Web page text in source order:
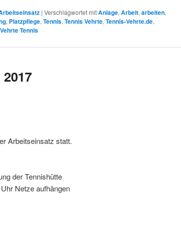
| Verschlagwortet mitAnlage,Arbeit,arbeiten,
, Platzpflege,Tennis,Tennis Vehrte,Tennis-Vehrte.de,
Vehrte Tennis
Arbeitseinsatz statt.
der Tennishütte
Netze aufhängen